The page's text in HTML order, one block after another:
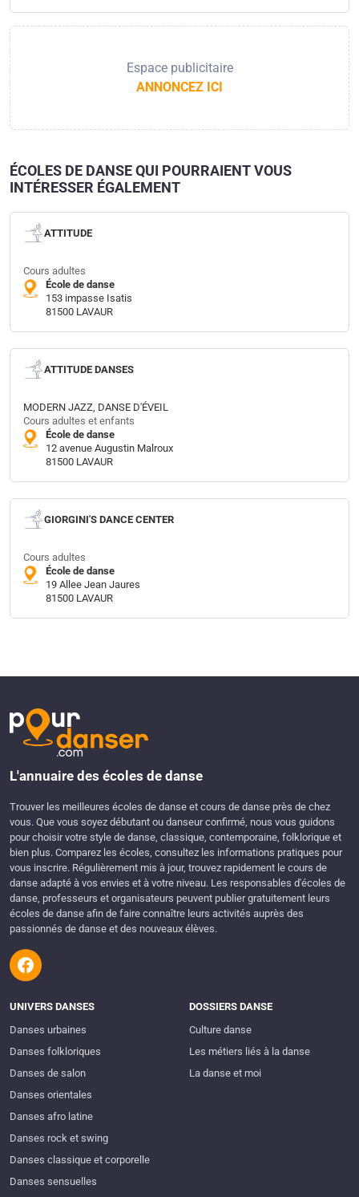
Espace publicitaire
ANNONCEZ ICI
ÉCOLES DE DANSE QUI POURRAIENT VOUS
INTÉRESSER ÉGALEMENT
ATTITUDE
Cours adultes
École de danse
153 impasse Isatis
81500 LAVAUR
ATTITUDE DANSES
MODERN JAZZ, DANSE D'ÉVEIL
Cours adultes et enfants
École de danse
12 avenue Augustin Malroux
81500 LAVAUR
GIORGINI'S DANCE CENTER
Cours adultes
École de danse
19 Allee Jean Jaures
81500 LAVAUR
L'annuaire des écoles de danse
Trouver les meilleures écoles de danse et cours de danse près de chez
vous. Que vous soyez débutant ou danseur confirmé, nous vous guidons
pour choisir votre style de danse, classique, contemporaine, folklorique et
bien plus. Comparez les écoles, consultez les informations pratiques pour
vous inscrire. Régulièrement mis à jour, trouvez rapidement le cours de
danse adapté à vos envies et à votre niveau. Les responsables d'écoles de
danse, professeurs et organisateurs peuvent publier gratuitement leurs
écoles de danse afin de faire connaître leurs activités auprès des
passionnés de danse et des nouveaux élèves.
UNIVERS DANSES
Danses urbaines
Danses folkloriques
Danses de salon
Danses orientales
Danses afro latine
Danses rock et swing
Danses classique et corporelle
Danses sensuelles
DOSSIERS DANSE
Culture danse
Les métiers liés à la danse
La danse et moi